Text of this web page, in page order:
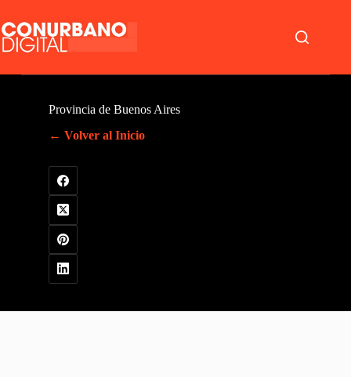
al
contenido
Provincia de Buenos Aires
← Volver al Inicio